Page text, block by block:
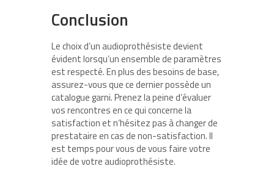
Conclusion
Le choix d’un audioprothésiste devient
évident lorsqu’un ensemble de paramètres
est respecté. En plus des besoins de base,
assurez-vous que ce dernier possède un
catalogue garni. Prenez la peine d’évaluer
vos rencontres en ce qui concerne la
satisfaction et n’hésitez pas à changer de
prestataire en cas de non-satisfaction. Il
est temps pour vous de vous faire votre
idée de votre audioprothésiste.